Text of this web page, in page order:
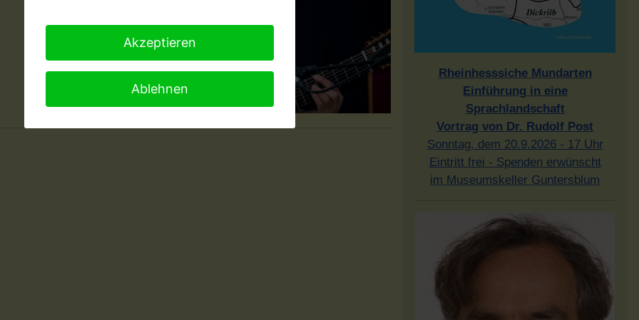
Rheinhesssiche Mundarten
Einführung in eine
Sprachlandschaft
Vortrag von Dr. Rudolf Post
Sonntag, dem 20.9.2026 - 17 Uhr
Eintritt frei - Spenden erwünscht
im Museumskeller Guntersblum
Akzeptieren
Ablehnen